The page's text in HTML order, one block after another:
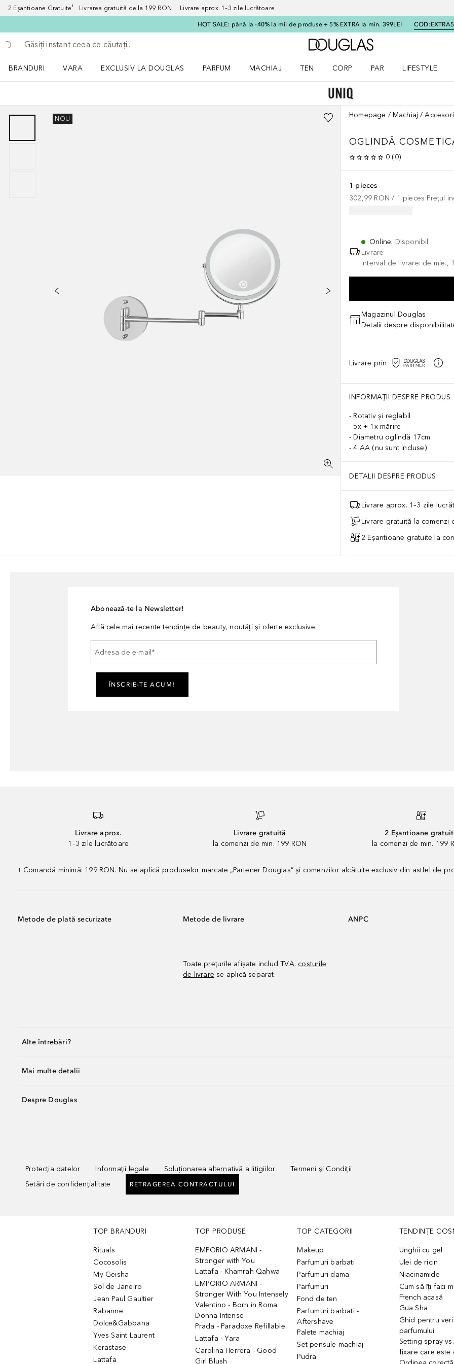
2 Eșantioane Gratuite¹ Livrarea gratuită de la 199 RON Livrare aprox. 1–3 zile lucrătoare
HOT SALE: până la -40% la mii de produse + 5% EXTRA la min. 399LEI COD:
Înapoi
Executați căutarea
Către pagina principală
BRANDURI
VARA
EXCLUSIV LA DOUGLAS
PARFUM
MACHIAJ
TEN
CORP
PAR
LIFESTYLE
NOU Homepage Machiaj
OGLINDĂ
0 (0)
1 pieces
302,99 RON / 1 pieces Prețul
Online: Disponibil
Livrare
Interval de livrare: de mie.,
Magazinul Douglas
Detalii despre
Livrare prin
INFORMAȚII DESPRE PRODUS
Rotativ și reglabil
5x + 1x mărire
Diametru oglindă 17cm
4 AA (nu sunt incluse)
DETALII DESPRE PRODUS
Livrare aprox. 1–3 zile
Livrare gratuită la comenzi
2 Eșantioane gratuite la
Abonează-te la Newsletter!
Află cele mai recente tendințe de beauty, noutăți și oferte exclusive.
Adresa de e-mail *
ÎNSCRIE-TE ACUM!
Livrare aprox.
1–3 zile lucrătoare
Livrare gratuită
la comenzi de min. 199 RON
2 Eșantioane
la comenzi de min. 199
1 Comandă minimă: 199 RON. Nu se aplică produselor marcate „Partener Douglas” și comenzilor alcătuite exclusiv din astfel de
Metode de plată securizate Metode de livrare
Toate prețurile afișate includ TVA. costurile
de livrare se aplică separat.
ANPC
Alte întrebări?
Mai multe detalii
Despre Douglas
Protecția datelor Informații legale Soluționarea alternativă a litigiilor
Termeni și Condiții
Setări de confidențialitate
RETRAGEREA CONTRACTULUI
TOP BRANDURI
Rituals
Cocosolis
My Geisha
Sol de Janeiro
Jean Paul Gaultier
Rabanne
Dolce&Gabbana
Yves Saint Laurent
Kerastase
Lattafa
TOP PRODUSE
EMPORIO ARMANI -
Stronger with You
Lattafa - Khamrah Qahwa
EMPORIO ARMANI -
Stronger With You Intensely
Valentino - Born in Roma
Donna Intense
Prada - Paradoxe Refillable
Lattafa - Yara
Carolina Herrera - Good
Girl Blush
TOP CATEGORII
Makeup
Parfumuri barbati
Parfumuri dama
Parfumuri
Fond de ten
Parfumuri barbati -
Aftershave
Palete machiaj
Set pensule machiaj
Pudra
TENDINȚE
Unghii cu gel
Ulei de ricin
Niacinamide
Cum să îți faci
French acasă
Gua Sha
Ghid pentru
parfumului
Setting spray
fixare care este